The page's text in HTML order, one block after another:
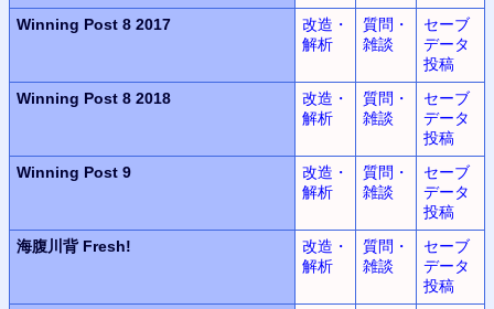
Winning Post 8 2017
改造・
解析
質問・
雑談
セーブ
データ
投稿
Winning Post 8 2018
改造・
解析
質問・
雑談
セーブ
データ
投稿
Winning Post 9
改造・
解析
質問・
雑談
セーブ
データ
投稿
海腹川背 Fresh!
改造・
解析
質問・
雑談
セーブ
データ
投稿